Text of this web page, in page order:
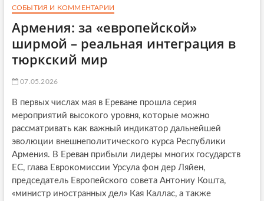
СОБЫТИЯ И КОММЕНТАРИИ
Армения: за «европейской»
ширмой – реальная интеграция в
тюркский мир
07.05.2026
В первых числах мая в Ереване прошла серия
мероприятий высокого уровня, которые можно
рассматривать как важный индикатор дальнейшей
эволюции внешнеполитического курса Республики
Армения. В Ереван прибыли лидеры многих государств
ЕС, глава Еврокомиссии Урсула фон дер Ляйен,
председатель Европейского совета Антониу Кошта,
«министр иностранных дел» Кая Каллас, а также